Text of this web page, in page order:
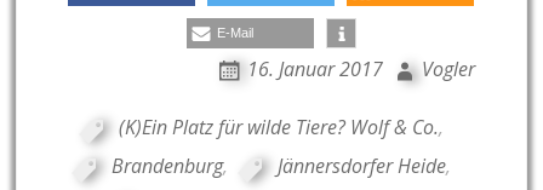
E-Mail
16. Januar 2017 Vogler
(K)Ein Platz für wilde Tiere? Wolf & Co.,
Brandenburg, Jännersdorfer Heide,